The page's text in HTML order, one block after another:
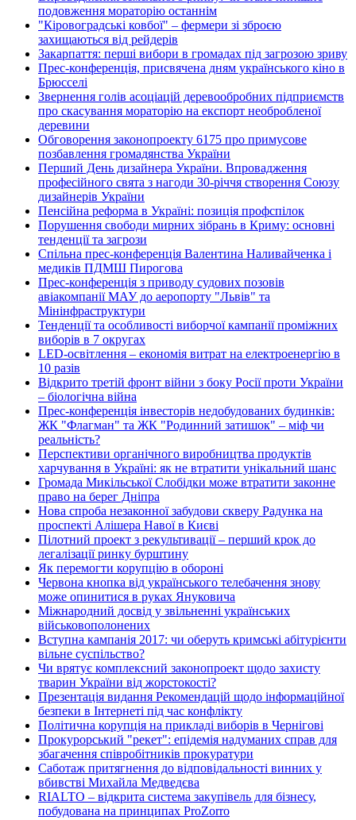
подовження мораторію останнім
"Кіровоградські ковбої" – фермери зі зброєю
захищаються від рейдерів
Закарпаття: перші вибори в громадах під загрозою зриву
Прес-конференція, присвячена дням українського кіно в
Брюсселі
Звернення голів асоціацій деревообробних підприємств
про скасування мораторію на експорт необробленої
деревини
Обговорення законопроекту 6175 про примусове
позбавлення громадянства України
Перший День дизайнера України. Впровадження
професійного свята з нагоди 30-річчя створення Союзу
дизайнерів України
Пенсійна реформа в Україні: позиція профспілок
Порушення свободи мирних зібрань в Криму: основні
тенденції та загрози
Спільна прес-конференція Валентина Наливайченка і
медиків ПДМШ Пирогова
Прес-конференція з приводу судових позовів
авіакомпанії МАУ до аеропорту "Львів" та
Мінінфраструктури
Тенденції та особливості виборчої кампанії проміжних
виборів в 7 округах
LED-освітлення – економія витрат на електроенергію в
10 разів
Відкрито третій фронт війни з боку Росії проти України
– біологічна війна
Прес-конференція інвесторів недобудованих будинків:
ЖК "Флагман" та ЖК "Родинний затишок" – міф чи
реальність?
Перспективи органічного виробництва продуктів
харчування в Україні: як не втратити унікальний шанс
Громада Микільської Слобідки може втратити законне
право на берег Дніпра
Нова спроба незаконної забудови скверу Радунка на
проспекті Алішера Навої в Києві
Пілотний проект з рекультивації – перший крок до
легалізації ринку бурштину
Як перемогти корупцію в обороні
Червона кнопка від українського телебачення знову
може опинитися в руках Януковича
Міжнародний досвід у звільненні українських
військовополонених
Вступна кампанія 2017: чи оберуть кримські абітурієнти
вільне суспільство?
Чи врятує комплексний законопроект щодо захисту
тварин України від жорстокості?
Презентація видання Рекомендацій щодо інформаційної
безпеки в Інтернеті під час конфлікту
Політична корупція на прикладі виборів в Чернігові
Прокурорський "рекет": епідемія надуманих справ для
збагачення співробітників прокуратури
Саботаж притягнення до відповідальності винних у
вбивстві Михайла Медведєва
RIALTO – відкрита система закупівель для бізнесу,
побудована на принципах ProZorro